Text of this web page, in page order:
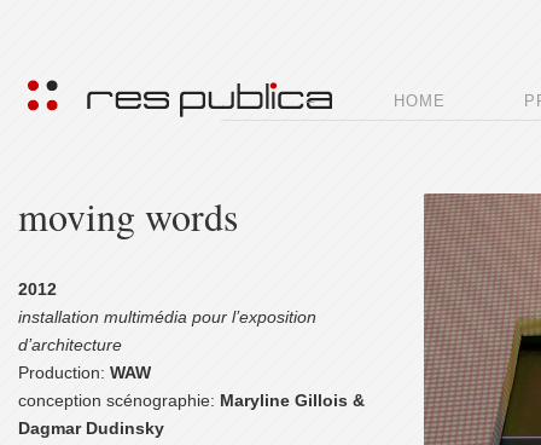
. – HOME
moving words
2012
installation multimédia pour l’exposition
d’architecture
Production: WAW
conception scénographie: Maryline Gillois &
Dagmar Dudinsky